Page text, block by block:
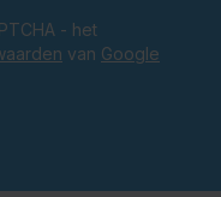
- het
van Google